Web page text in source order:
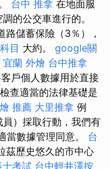
台中 推拿 在地面服
的公交車進行的。
儲蓄保險（3％），
目 大約。 google關
宜蘭 外燴 台中推拿
戶個人數據用於直接
查適當的法律基礎是
推薦 大里推拿 例
）採取行動，我們有
當數據管理同意。 台
茲歷史悠久的市中心
士考試 台中輕井澤按